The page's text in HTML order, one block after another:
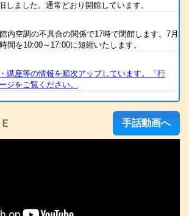
しました。通常どおり開館しています。
内空調の不具合の関係で17時で閉館します。7月
間を10:00～17:00に短縮いたします。
講座等の情報を順次アップしています。「行
ジをご覧ください。
全国統一要約筆記者認定試験 合格発表
者養成講座・要約筆記者養成講座の案内をアップ
手話動画へ